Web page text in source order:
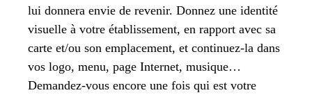
lui donnera envie de revenir. Donnez une identité
visuelle à votre établissement, en rapport avec sa
carte et/ou son emplacement, et continuez-la dans
vos logo, menu, page Internet, musique…
Demandez-vous encore une fois qui est votre